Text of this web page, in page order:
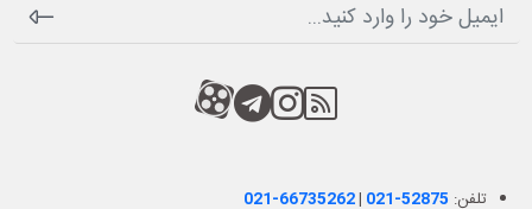
RSS
کانال آپارات
کانال تلگرام
کانال آپارات
تلفن: 021-66735262| 021-52875